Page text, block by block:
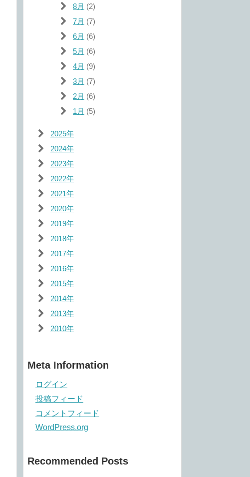
8月 (2)
7月 (7)
6月 (6)
5月 (6)
4月 (9)
3月 (7)
2月 (6)
1月 (5)
2025年
2024年
2023年
2022年
2021年
2020年
2019年
2018年
2017年
2016年
2015年
2014年
2013年
2010年
Meta Information
ログイン
投稿フィード
コメントフィード
WordPress.org
Recommended Posts